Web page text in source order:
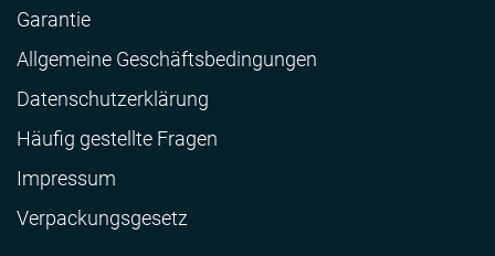
Garantie
Allgemeine Geschäftsbedingungen
Datenschutzerklärung
Häufig gestellte Fragen
Impressum
Verpackungsgesetz